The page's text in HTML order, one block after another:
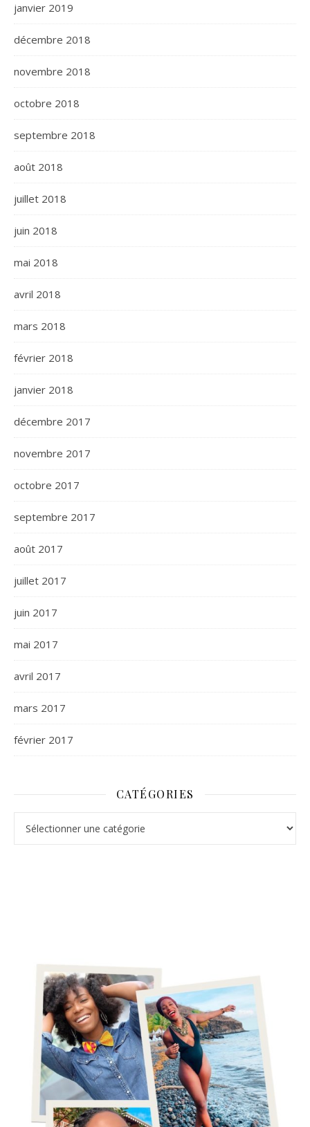
janvier 2019
décembre 2018
novembre 2018
octobre 2018
septembre 2018
août 2018
juillet 2018
juin 2018
mai 2018
avril 2018
mars 2018
février 2018
janvier 2018
décembre 2017
novembre 2017
octobre 2017
septembre 2017
août 2017
juillet 2017
juin 2017
mai 2017
avril 2017
mars 2017
février 2017
CATÉGORIES